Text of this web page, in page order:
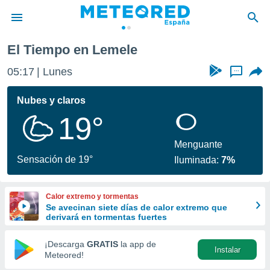
de
por
se
calidad.
a este
las
y
forma
digital
basada
El Tiempo en Lemele
05:17 Lunes ...
Nubes y claros
19°
Sensación de 19°
Menguante
Iluminada:7%
Calor extremo y tormentas
Se avecinan siete días de calor extremo que
derivará en tormentas fuertes
¡Descarga GRATIS la app de
Meteored!
Instalar